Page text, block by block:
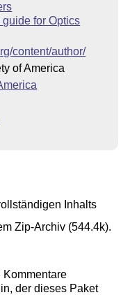
for Optics
content/author/
of America
Inhalts
Zip-Archiv (544.4k).
Kommentare
der dieses Paket